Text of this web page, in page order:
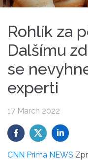
Rohlík za
Dalšímu
se
experti
17 March 2022
CNN Prima NEWS